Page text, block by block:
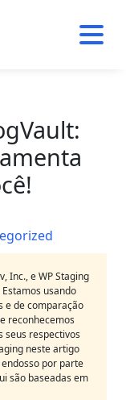
Inc., e WP Staging
usando
e de comparação
reconhecemos
seus respectivos
neste artigo
por parte
são baseadas em